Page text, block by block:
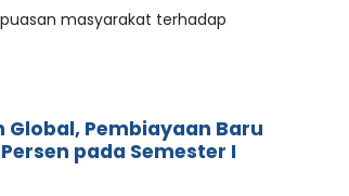
masyarakat terhadap
Pembiayaan Baru
pada Semester I